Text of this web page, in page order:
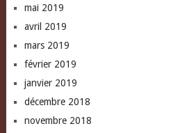
mai 2019
avril 2019
mars 2019
février 2019
janvier 2019
décembre 2018
novembre 2018